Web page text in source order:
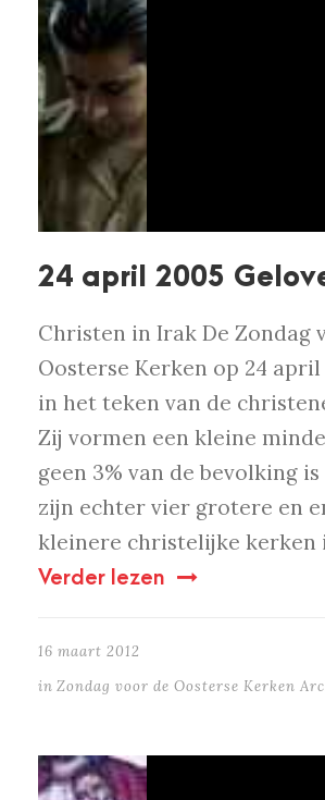
24 april 2005
Christen in Irak De Zondag
Oosterse Kerken op 24
in het teken van de
Zij vormen een kleine
geen 3% van de bevolking
zijn echter vier grotere en
kleinere christelijke kerken
Verder lezen
16 maart 2012
in Zondag voor de Oosterse Kerken